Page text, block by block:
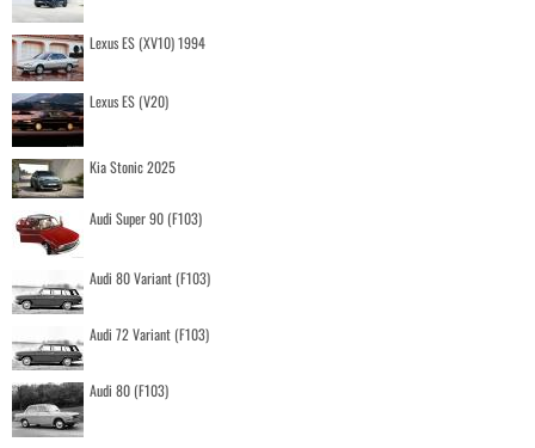
Lexus ES (XV10) 1994
Lexus ES (V20)
Kia Stonic 2025
Audi Super 90 (F103)
Audi 80 Variant (F103)
Audi 72 Variant (F103)
Audi 80 (F103)